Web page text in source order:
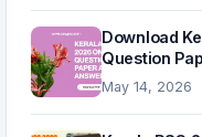
Download
Question
May 14, 2026